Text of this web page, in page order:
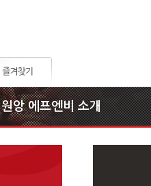
원앙 에프엔비 소개